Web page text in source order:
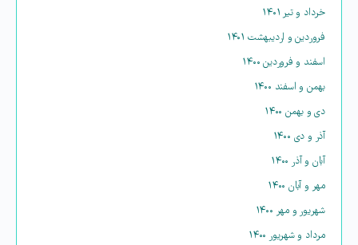
خرداد و تیر ۱۴۰۱
فروردین و اردیبهشت ۱۴۰۱
اسفند و فروردین ۱۴۰۰
بهمن و اسفند ۱۴۰۰
دی و بهمن ۱۴۰۰
آذر و دی ۱۴۰۰
آبان و آذر ۱۴۰۰
مهر و آبان ۱۴۰۰
شهریور و مهر ۱۴۰۰
مرداد و شهریور ۱۴۰۰